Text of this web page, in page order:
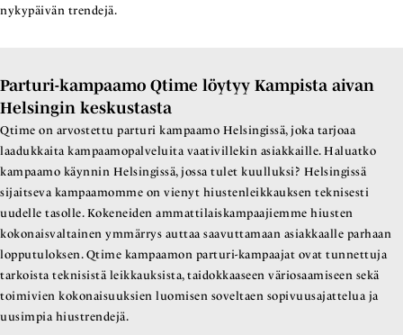
nykypäivän trendejä.
Parturi-kampaamo Qtime löytyy Kampista aivan
Helsingin keskustasta
Qtime on arvostettu parturi kampaamo Helsingissä, joka tarjoaa
laadukkaita kampaamopalveluita vaativillekin asiakkaille. Haluatko
kampaamo käynnin Helsingissä, jossa tulet kuulluksi? Helsingissä
sijaitseva kampaamomme on vienyt hiustenleikkauksen teknisesti
uudelle tasolle. Kokeneiden ammattilaiskampaajiemme hiusten
kokonaisvaltainen ymmärrys auttaa saavuttamaan asiakkaalle parhaan
lopputuloksen. Qtime kampaamon parturi-kampaajat ovat tunnettuja
tarkoista teknisistä leikkauksista, taidokkaaseen väriosaamiseen sekä
toimivien kokonaisuuksien luomisen soveltaen sopivuusajattelua ja
uusimpia hiustrendejä.